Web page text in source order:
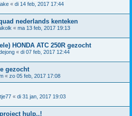
« di 14 feb, 2017 17:44
nederlands kenteken
« ma 13 feb, 2017 19:13
HONDA ATC 250R gezocht
« di 07 feb, 2017 12:44
gezocht
« zo 05 feb, 2017 17:08
« di 31 jan, 2017 19:03
hulp..!